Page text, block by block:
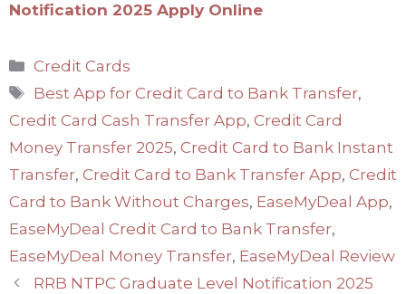
Notification 2025 Apply Online
Categories
Credit Cards
Tags
Best App for Credit Card to Bank Transfer,
Credit Card Cash Transfer App, Credit Card
Money Transfer 2025, Credit Card to Bank Instant
Transfer, Credit Card to Bank Transfer App, Credit
Card to Bank Without Charges, EaseMyDeal App,
EaseMyDeal Credit Card to Bank Transfer,
EaseMyDeal Money Transfer, EaseMyDeal Review
RRB NTPC Graduate Level Notification 2025